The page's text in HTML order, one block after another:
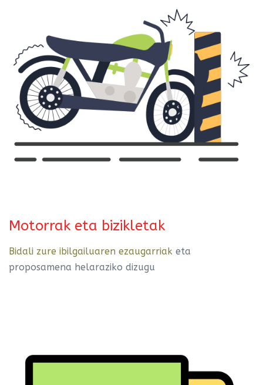
Motorrak eta bizikletak
Bidali zure ibilgailuaren ezaugarriak eta
proposamena helaraziko dizugu